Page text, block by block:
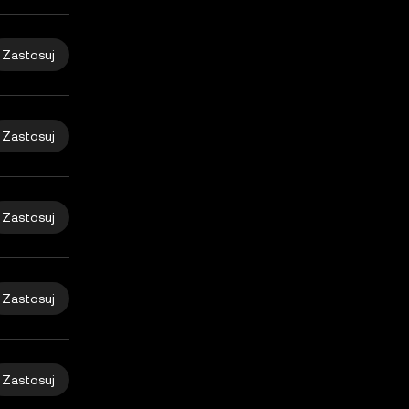
Zastosuj
Zastosuj
Zastosuj
Zastosuj
Zastosuj